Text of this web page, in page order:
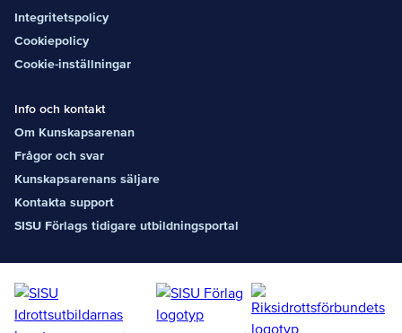
Integritetspolicy
Cookiepolicy
Cookie-inställningar
Info och kontakt
Om Kunskapsarenan
Frågor och svar
Kunskapsarenans säljare
Kontakta support
SISU Förlags tidigare utbildningsportal